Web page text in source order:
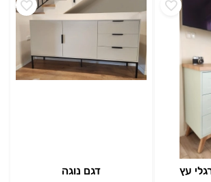
עץ
דגם נוגה